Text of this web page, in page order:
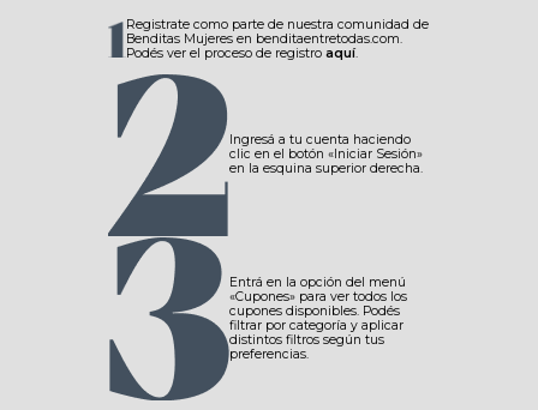
Registrate como parte de nuestra comunidad de
Benditas Mujeres en benditaentretodas.com.
Podés ver el proceso de registro aquí.
Ingresá a tu cuenta haciendo
clic en el botón «Iniciar Sesión»
en la esquina superior derecha.
Entrá en la opción del menú
«Cupones» para ver todos los
cupones disponibles. Podés
filtrar por categoría y aplicar
distintos filtros según tus
preferencias.